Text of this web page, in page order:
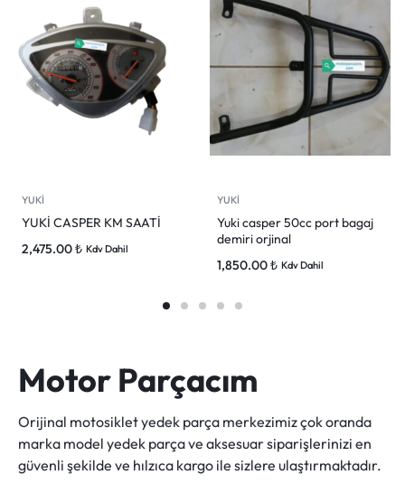
YUKİ
YUKİ CASPER KM SAATİ
2,475.00₺ Kdv Dahil
YUKİ
Yuki casper 50cc port bagaj
demiri orjinal
1,850.00₺ Kdv Dahil
Motor Parçacım
Orijinal motosiklet yedek parça merkezimiz çok oranda
marka model yedek parça ve aksesuar siparişlerinizi en
güvenli şekilde ve hılzıca kargo ile sizlere ulaştırmaktadır.